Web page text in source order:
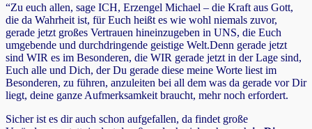
“Zu euch allen, sage ICH, Erzengel Michael – die Kraft aus Gott,
die da Wahrheit ist, für Euch heißt es wie wohl niemals zuvor,
gerade jetzt großes Vertrauen hineinzugeben in UNS, die Euch
umgebende und durchdringende geistige Welt.Denn gerade jetzt
sind WIR es im Besonderen, die WIR gerade jetzt in der Lage sind,
Euch alle und Dich, der Du gerade diese meine Worte liest im
Besonderen, zu führen, anzuleiten bei all dem was da gerade vor Dir
liegt, deine ganze Aufmerksamkeit braucht, mehr noch erfordert.
Sicher ist es dir auch schon aufgefallen, da findet große